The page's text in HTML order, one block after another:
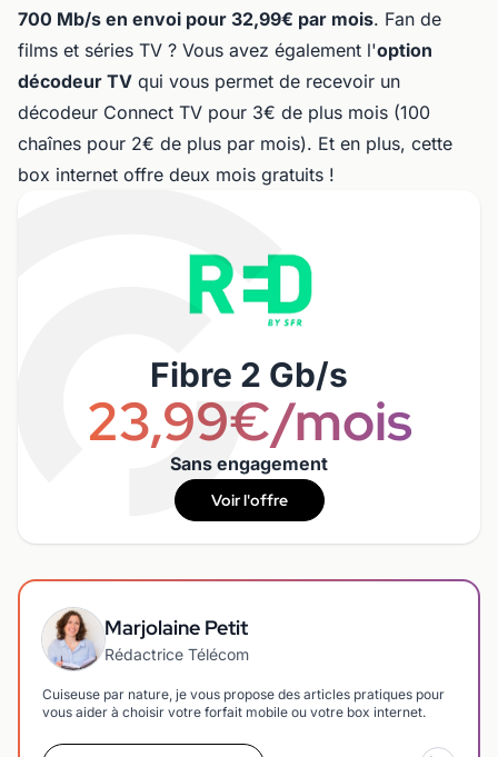
700 Mb/s en envoi pour 32,99€ par mois. Fan de
films et séries TV ? Vous avez également l'option
décodeur TV qui vous permet de recevoir un
décodeur Connect TV pour 3€ de plus mois (100
chaînes pour 2€ de plus par mois). Et en plus, cette
box internet offre deux mois gratuits !
Fibre 2 Gb/s
23,99€/mois
Sans engagement
Voir l'offre
Marjolaine Petit
Rédactrice Télécom
Cuiseuse par nature, je vous propose des articles pratiques pour
vous aider à choisir votre forfait mobile ou votre box internet.